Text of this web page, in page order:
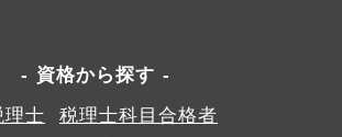
資格から探す
理士
税理士科目合格者